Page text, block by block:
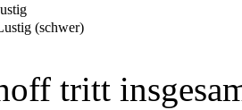
(schwer)
tritt